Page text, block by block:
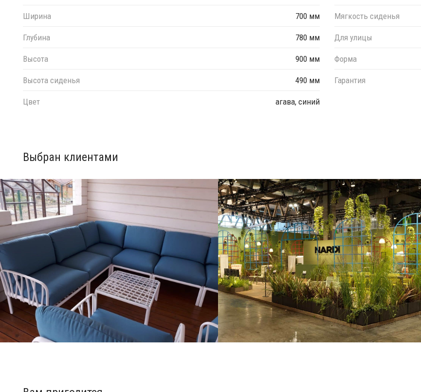
Ширина 700 мм
Глубина 780 мм
Высота 900 мм
Высота сиденья 490 мм
Цвет агава, синий
Мягкость сиденья
Для улицы
Форма
Гарантия
Выбран клиентами